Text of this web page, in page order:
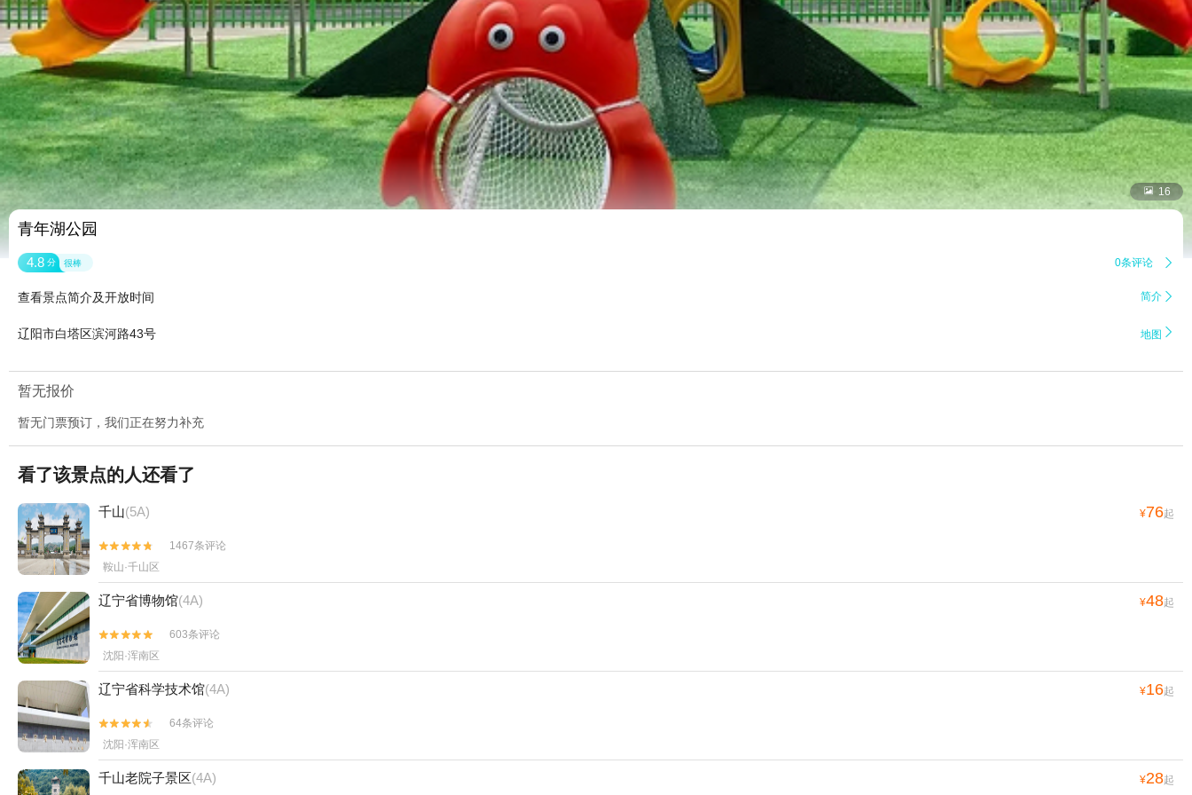
 16
青年湖公园
4.8 分 很棒 0条评论 
查看景点简介及开放时间 简介 
辽阳市白塔区滨河路43号 地图 
暂无报价
暂无门票预订，我们正在努力补充
看了该景点的人还看了
千山(5A) ¥76起


1467条评论
鞍山·千山区
辽宁省博物馆(4A) ¥48起


603条评论
沈阳·浑南区
辽宁省科学技术馆(4A) ¥16起


64条评论
沈阳·浑南区
千山老院子景区(4A) ¥28起